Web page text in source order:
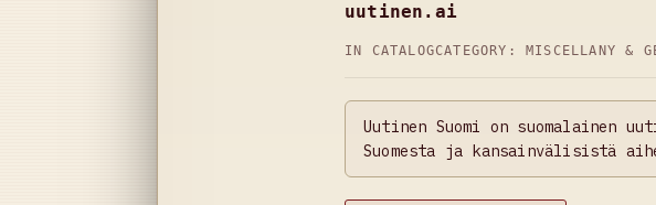
uutinen.ai
IN CATALOGCATEGORY: MISCELLANY &
Uutinen Suomi on suomalainen
Suomesta ja kansainvälisistä